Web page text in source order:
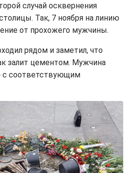
случай осквернения
Так, 7 ноября на линию
от прохожего мужчины.
рядом и заметил, что
залит цементом. Мужчина
с соответствующим